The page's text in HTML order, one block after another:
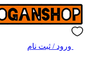
ورود / ثبت نام